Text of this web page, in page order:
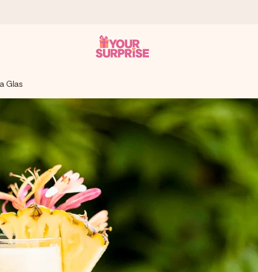
– damit du es genau zum richtigen Zeitpunkt überreichen
Reviews (Gesamtergebnis aller Länder, in die wir
deinem Foto oder einer Nachricht von Herzen. Kein
Glas